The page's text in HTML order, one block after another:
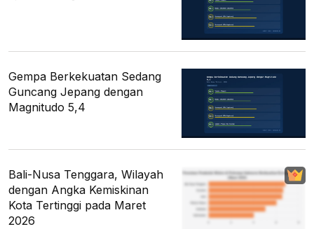
Gempa Berkekuatan Sedang
Guncang Jepang dengan
Magnitudo 5,4
Bali-Nusa Tenggara, Wilayah
dengan Angka Kemiskinan
Kota Tertinggi pada Maret
2026